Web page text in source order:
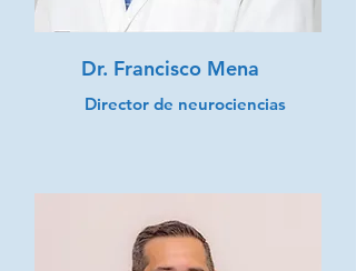
Dr. Francisco Mena
Director de neurociencias